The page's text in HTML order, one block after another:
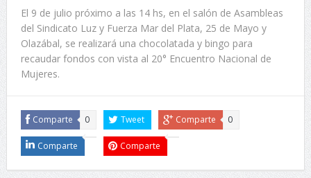
El 9 de julio próximo a las 14 hs, en el salón de Asambleas
del Sindicato Luz y Fuerza Mar del Plata, 25 de Mayo y
Olazábal, se realizará una chocolatada y bingo para
recaudar fondos con vista al 20° Encuentro Nacional de
Mujeres.
Comparte 0 Tweet Comparte 0
Comparte Comparte